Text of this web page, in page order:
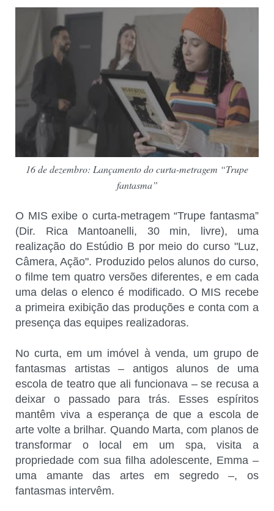
16 de dezembro: Lançamento do curta-metragem “Trupe
fantasma”
O MIS exibe o curta-metragem “Trupe fantasma”
(Dir. Rica Mantoanelli, 30 min, livre), uma
realização do Estúdio B por meio do curso "Luz,
Câmera, Ação". Produzido pelos alunos do curso,
o filme tem quatro versões diferentes, e em cada
uma delas o elenco é modificado. O MIS recebe
a primeira exibição das produções e conta com a
presença das equipes realizadoras.
No curta, em um imóvel à venda, um grupo de
fantasmas artistas – antigos alunos de uma
escola de teatro que ali funcionava – se recusa a
deixar o passado para trás. Esses espíritos
mantêm viva a esperança de que a escola de
arte volte a brilhar. Quando Marta, com planos de
transformar o local em um spa, visita a
propriedade com sua filha adolescente, Emma –
uma amante das artes em segredo –, os
fantasmas intervêm.